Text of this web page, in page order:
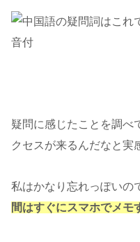
疑問に感じたことを調べ
クセスが来るんだなと実
私はかなり忘れっぽいの
間はすぐにスマホでメモ